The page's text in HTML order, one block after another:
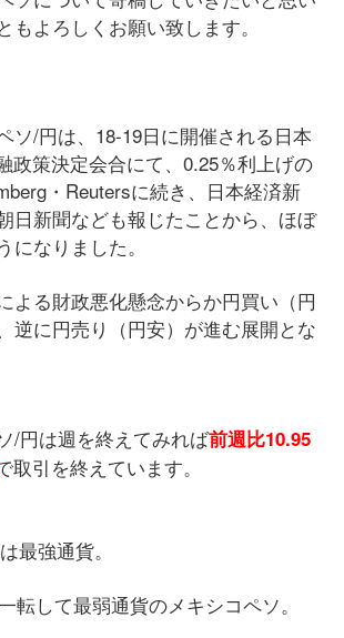
もよろしくお願い致します。
ソ/円は、18-19日に開催される日本
政策決定会合にて、0.25％利上げの
・Reutersに続き、日本経済新
日新聞なども報じたことから、ほぼ
なりました。
よる財政悪化懸念からか円買い（円
逆に円売り（円安）が進む展開とな
/円は週を終えてみれば前週比10.95
取引を終えています。
最強通貨。
転して最弱通貨のメキシコペソ。